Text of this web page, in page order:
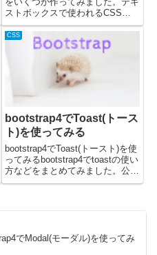
ストボックスで使われるCSSに
ついて簡単に記載した後に、デザ
イン例を6つ紹介しています。テ
キストボックスの装飾で使われる
CSSテキストボックスの装飾に
は、Tailwin...
CSS
bootstrap4でToast(トース
ト)を使ってみる
bootstrap4でToast(トースト)を使
ってみるbootstrap4でtoastの使い
方などをまとめてみました。公式
のリンクはこちら準備CDNで使
でModal(モーダル)を使ってみ